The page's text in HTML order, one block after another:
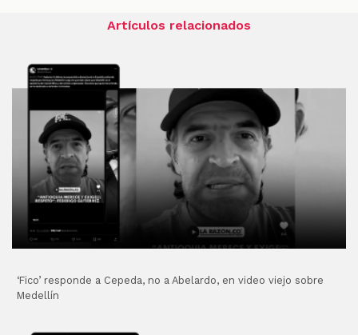
Artículos relacionados
‘Fico’ responde a Cepeda, no a Abelardo, en video viejo sobre
Medellín